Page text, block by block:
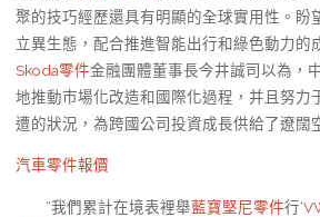
聚的技巧經歷還具有明顯的全球實用性。盼
立異生態，配合推進智能出行和綠色動力的
Skoda零件金融團體董事長今井誠司以為，
地推動市場化改造和國際化過程，并且努力
遭的狀況，為跨國公司投資成長供給了遼闊
汽車零件報價
“我們累計在境表裡舉藍寶堅尼零件行‘